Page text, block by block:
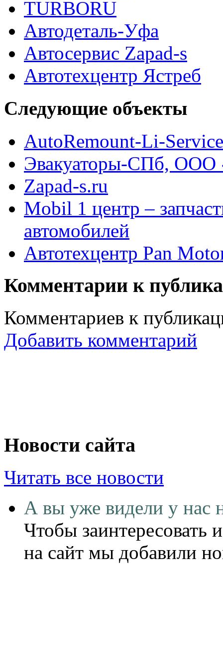
TURBORU
Автодеталь-Уфа
Автосервис Zapad-s
Автотехцентр Ястреб
Следующие объекты
AutoRemount-Li-Service
Эвакуаторы-СПб, ООО
Zapad-s.ru
Mobil 1 центр –
автомобилей
Автотехцентр Pan
Комментарии к
Комментариев к
Добавить комментарий
Новости сайта
Читать все новости
А вы уже видели у нас
Чтобы заинтересовать
на сайт мы добавили